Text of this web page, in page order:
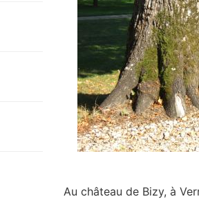
Au château de Bizy, à